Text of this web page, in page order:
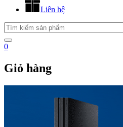
Liên hệ
0
Giỏ hàng